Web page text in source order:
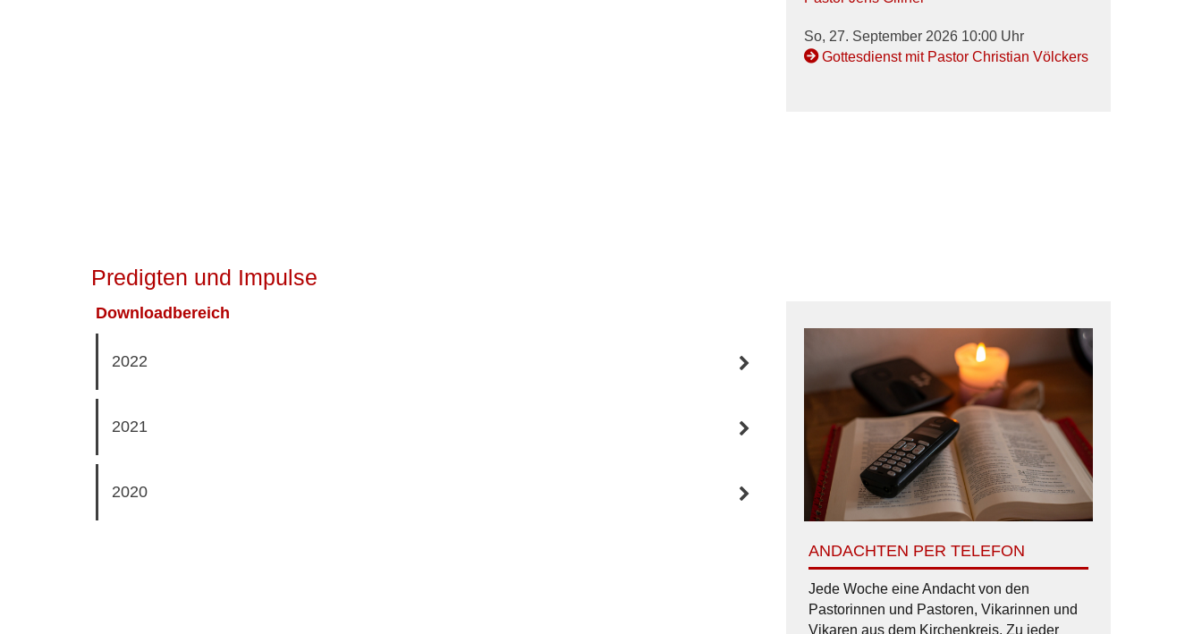
So, 27. September 2026 10:00 Uhr
Gottesdienst mit Pastor Christian Völckers
Predigten und Impulse
Downloadbereich
2022
2021
2020
ANDACHTEN PER TELEFON
Jede Woche eine Andacht von den
Pastorinnen und Pastoren, Vikarinnen und
Vikaren aus dem Kirchenkreis. Zu jeder